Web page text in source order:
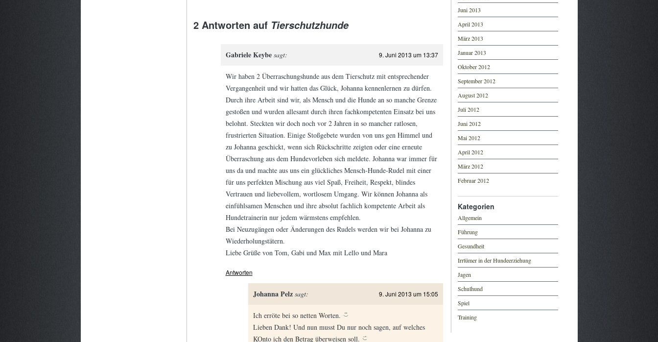
2 Antworten auf Tierschutzhunde
Gabriele Keybe sagt: 9. Juni 2013 um 13:37
Wir haben 2 Überraschungshunde aus dem Tierschutz mit entsprechender
Vergangenheit und wir hatten das Glück, Johanna kennenlernen zu dürfen.
Durch ihre Arbeit sind wir, als Mensch und die Hunde an so manche Grenze
gestoßen und wurden allesamt durch ihren fachkompetenten Einsatz bei uns
belohnt. Steckten wir doch noch vor 2 Jahren in so mancher ratlosen,
frustrierten Situation. Einige Stoßgebete wurden von uns gen Himmel und
zu Johanna geschickt, wenn sich Rückschritte zeigten oder eine erneute
Überraschung aus dem Hundevorleben sich meldete. Johanna war immer für
uns da und machte aus uns ein glückliches Mensch-Hunde-Rudel mit einer
für uns perfekten Mischung aus viel Spaß, Freiheit, Respekt, blindes
Vertrauen und liebevollem, wortlosem Umgang. Wir können Johanna als
einfühlsamen Menschen und ihre absolut fachlich kompetente Arbeit als
Hundetrainerin nur jedem wärmstens empfehlen.
Bei Neuzugängen oder Änderungen des Rudels werden wir bei Johanna zu
Wiederholungstätern.
Liebe Grüße von Tom, Gabi und Max mit Lello und Mara
Antworten
Johanna Pelz sagt: 9. Juni 2013 um 15:05
Ich erröte bei so netten Worten.
Lieben Dank! Und nun musst Du nur noch sagen, auf welches
KOnto ich den Betrag überweisen soll.
Juni 2013
April 2013
März 2013
Januar 2013
Oktober 2012
September 2012
August 2012
Juli 2012
Juni 2012
Mai 2012
April 2012
März 2012
Februar 2012
Kategorien
Allgemein
Führung
Gesundheit
Irrtümer in der Hundeerziehung
Jagen
Schulhund
Spiel
Training